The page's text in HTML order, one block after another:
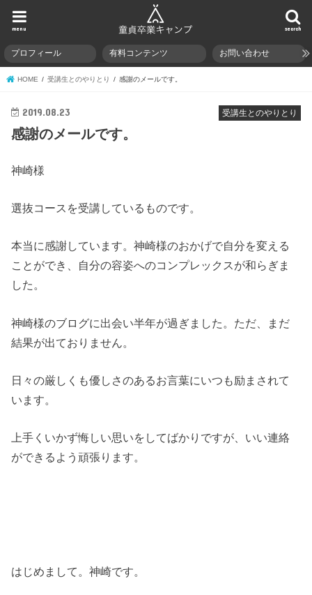
search
menu
プロフィール 有料コンテンツ お問い合わせ
HOME 受講生とのやりとり 感謝のメールです。
受講生とのやりとり
2019.08.23
感謝のメールです。
神崎様
選抜コースを受講しているものです。
本当に感謝しています。神崎様のおかげで自分を変える
ことができ、自分の容姿へのコンプレックスが和らぎま
した。
神崎様のブログに出会い半年が過ぎました。ただ、まだ
結果が出ておりません。
日々の厳しくも優しさのあるお言葉にいつも励まされて
います。
上手くいかず悔しい思いをしてばかりですが、いい連絡
ができるよう頑張ります。
はじめまして。神崎です。